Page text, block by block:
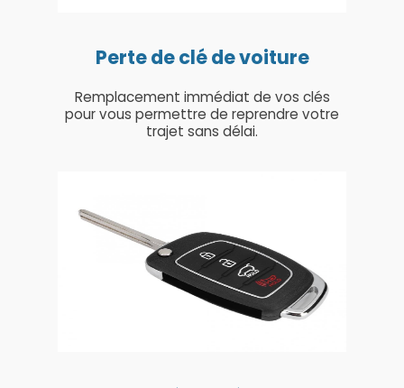
Perte de clé de voiture
Remplacement immédiat de vos clés
pour vous permettre de reprendre votre
trajet sans délai.